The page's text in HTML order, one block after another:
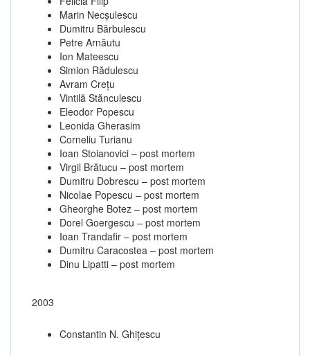
Marin Necşulescu
Dumitru Bărbulescu
Petre Arnăutu
Ion Mateescu
Simion Rădulescu
Avram Creţu
Vintilă Stănculescu
Eleodor Popescu
Leonida Gherasim
Corneliu Turianu
Ioan Stoianovici – post mortem
Virgil Brătucu – post mortem
Dumitru Dobrescu – post mortem
Nicolae Popescu – post mortem
Gheorghe Botez – post mortem
Dorel Goergescu – post mortem
Ioan Trandafir – post mortem
Dumitru Caracostea – post mortem
Dinu Lipatti – post mortem
2003
Constantin N. Ghiţescu